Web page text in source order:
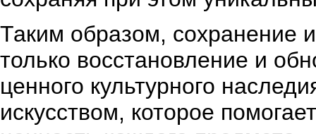
Таким образом, сохранение
только восстановление и
ценного культурного
искусством, которое